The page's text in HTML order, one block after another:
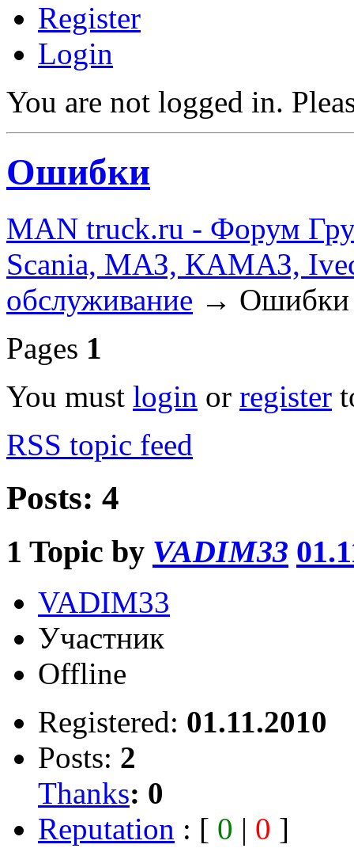
Register
Login
You are not logged in.
Ошибки
MAN truck.ru - Форум
Scania, МАЗ, КАМАЗ,
обслуживание → Ошибки
Pages 1
You must login or register
RSS topic feed
Posts: 4
1 Topic by VADIM33
VADIM33
Участник
Offline
Registered: 01.11.2010
Posts: 2
Thanks: 0
Reputation : [ 0 | 0 ]